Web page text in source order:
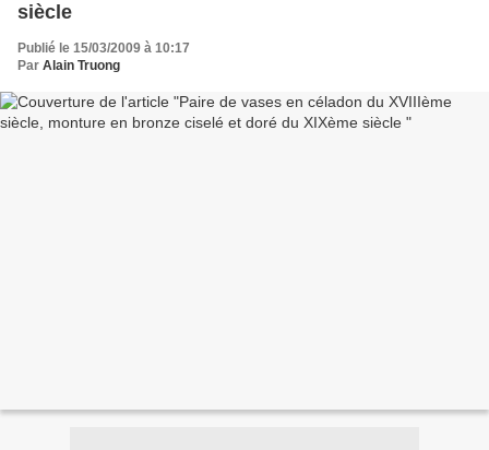
siècle
Publié le 15/03/2009 à 10:17
Par Alain Truong